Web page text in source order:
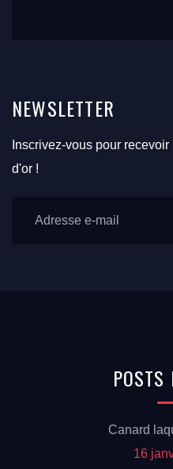
NEWSLETTER
Inscrivez-vous pour
d'or !
POSTS
Canard
16